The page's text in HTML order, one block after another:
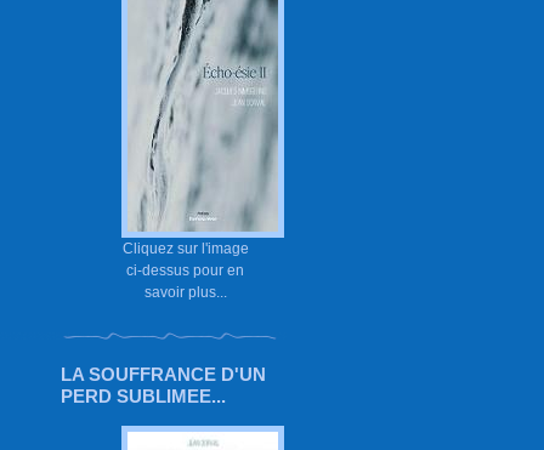
Cliquez sur l'image
ci-dessus pour en
savoir plus...
LA SOUFFRANCE D'UN
PERD SUBLIMEE...